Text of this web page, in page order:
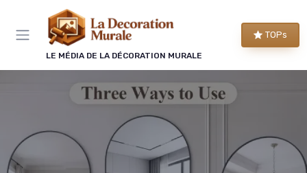
LE MÉDIA DE LA DÉCORATION MURALE
TOPs
Panneau de gestion des cookies